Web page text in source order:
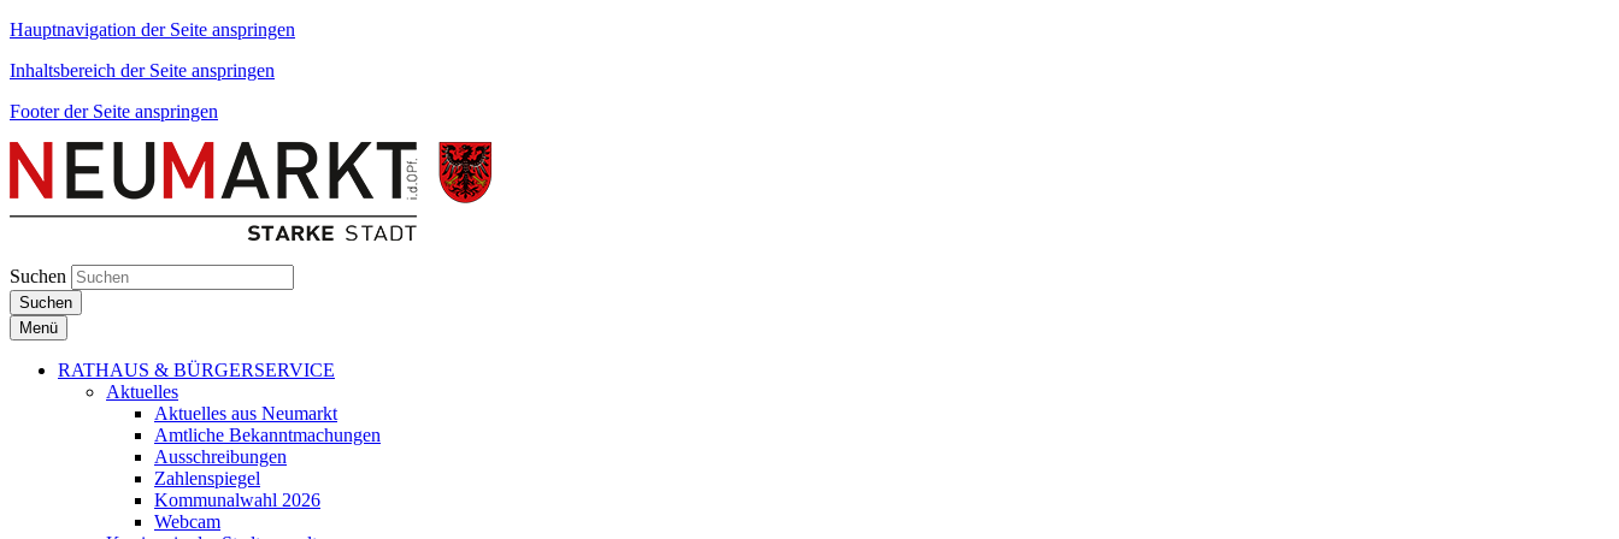
Hauptnavigation der Seite anspringen
Inhaltsbereich der Seite anspringen
Footer der Seite anspringen
Suchen
Suchen
Menü
RATHAUS & BÜRGERSERVICE
Aktuelles
Aktuelles aus Neumarkt
Amtliche Bekanntmachungen
Ausschreibungen
Zahlenspiegel
Kommunalwahl 2026
Webcam